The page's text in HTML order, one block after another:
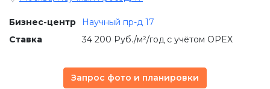
Бизнес-центр
Научный пр-д 17
Ставка
34 200 Руб./м²/год с учётом OPEX
Запрос фото и планировки